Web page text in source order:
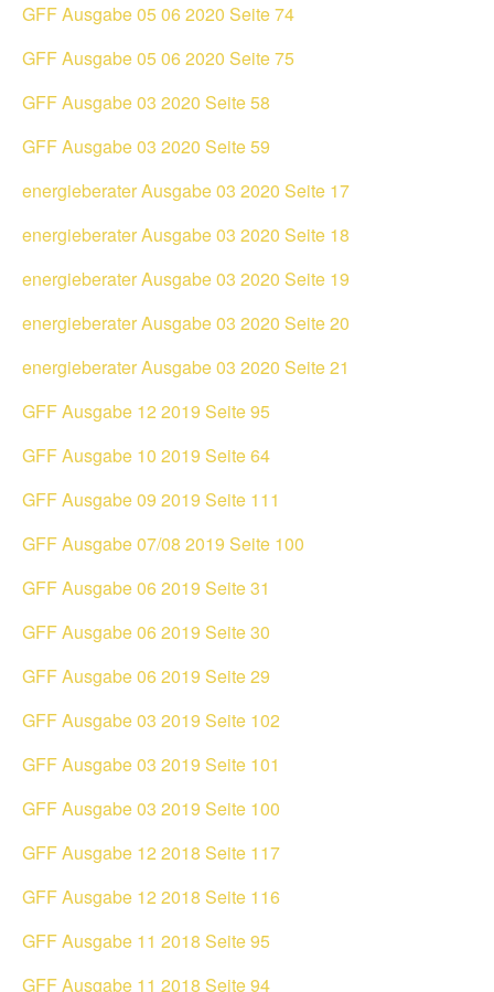
GFF Ausgabe 05 06 2020 Seite 74
GFF Ausgabe 05 06 2020 Seite 75
GFF Ausgabe 03 2020 Seite 58
GFF Ausgabe 03 2020 Seite 59
energieberater Ausgabe 03 2020 Seite 17
energieberater Ausgabe 03 2020 Seite 18
energieberater Ausgabe 03 2020 Seite 19
energieberater Ausgabe 03 2020 Seite 20
energieberater Ausgabe 03 2020 Seite 21
GFF Ausgabe 12 2019 Seite 95
GFF Ausgabe 10 2019 Seite 64
GFF Ausgabe 09 2019 Seite 111
GFF Ausgabe 07/08 2019 Seite 100
GFF Ausgabe 06 2019 Seite 31
GFF Ausgabe 06 2019 Seite 30
GFF Ausgabe 06 2019 Seite 29
GFF Ausgabe 03 2019 Seite 102
GFF Ausgabe 03 2019 Seite 101
GFF Ausgabe 03 2019 Seite 100
GFF Ausgabe 12 2018 Seite 117
GFF Ausgabe 12 2018 Seite 116
GFF Ausgabe 11 2018 Seite 95
GFF Ausgabe 11 2018 Seite 94